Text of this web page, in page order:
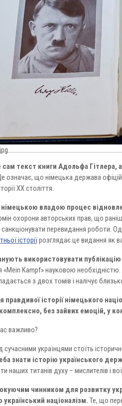
текст книги Адольфа Гітлера,
означає, що німецька держава
XX століття.
німецькою владою процес
охорони авторських прав, що
перевидання роботи.
історіїрозглядає це видання як
використовувати публікацію
«Mein Kampf» науковою
з двох томів і налічує
історії німецького
без зайвих емоцій, у
важливо?
українцями стоїть
знати історію українського
наших титанів духу – мислителів і
чинником для розвитку
націоналізм. Те, що